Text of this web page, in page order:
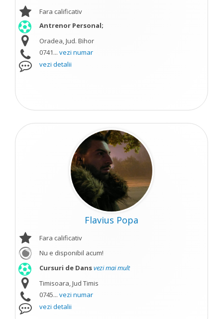
Fara calificativ
Antrenor Personal;
Oradea, Jud. Bihor
0741... vezi numar
vezi detalii
Flavius Popa
Fara calificativ
Nu e disponibil acum!
Cursuri de Dansvezi mai mult
Timisoara, Jud Timis
0745... vezi numar
vezi detalii